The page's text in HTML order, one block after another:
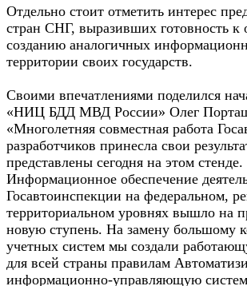
Отдельно стоит отметить интерес
стран СНГ, выразивших готовность
созданию аналогичных
территории своих государств.
Своими впечатлениями поделился
«НИЦ БДД МВД России» Олег
«Многолетняя совместная работа
разработчиков принесла свои
представлены сегодня на этом стенде.
Информационное обеспечение
Госавтоинспекции на федеральном,
территориальном уровнях вышло на
новую ступень. На замену большому
учетных систем мы создали
для всей страны правилам
информационно-управляющую